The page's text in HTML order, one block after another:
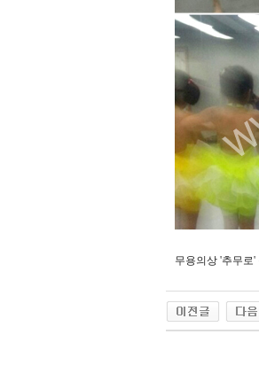
무용의상 '추무로